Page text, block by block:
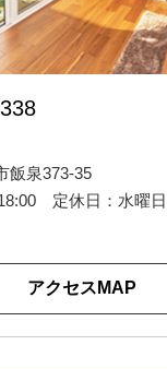
飯泉373-35
定休日：水曜
アクセスMAP